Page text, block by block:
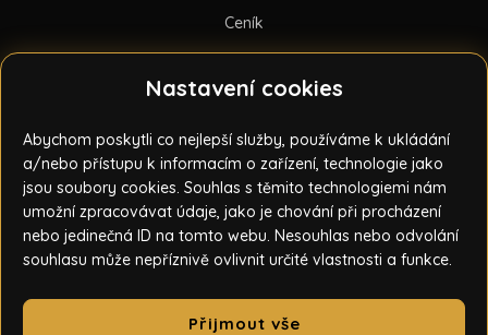
Nastavení cookies
Abychom poskytli co nejlepší služby, používáme k ukládání
a/nebo přístupu k informacím o zařízení, technologie jako
jsou soubory cookies. Souhlas s těmito technologiemi nám
umožní zpracovávat údaje, jako je chování při procházení
nebo jedinečná ID na tomto webu. Nesouhlas nebo odvolání
souhlasu může nepříznivě ovlivnit určité vlastnosti a funkce.
Přijmout vše
Ceník
Obchodní podmínky
Licenční podmínky
GDPR
Kontakt
Aleš Bažout
Ždírec nad Doubravou
bazout@bazi-foto.cz